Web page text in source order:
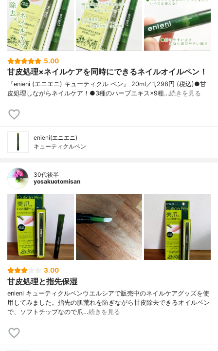
5.00
甘皮処理×ネイルケアを同時にできるネイルオイルペン！
『enieni (エニエニ) キューティクル ペン』 20ml／1,298円 (税込)●甘
皮処理しながらネイルケア！●3種のハーブエキス×9種…続きを見る
enieni(エニエニ)
キューティクルペン
30代後半
yosakuotomisan
3.00
甘皮処理と指先保湿
enieni キューティクルペンウエルシアで販売中のネイルケアグッズを使
用してみました。指先の肌荒れを防ぎながら甘皮除去できるオイルペン
で、ソフトチップなので爪…続きを見る